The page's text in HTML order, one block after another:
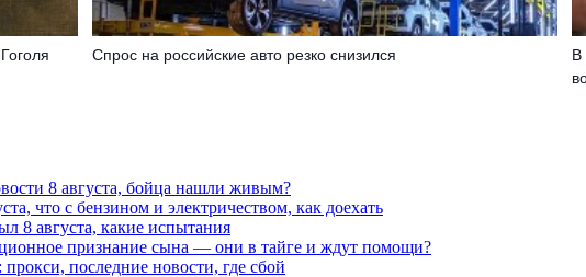
Спрос на российские авто резко снизился
В
8 августа, бойца нашли живым?
что с бензином и электричеством, как доехать
8 августа, какие испытания
признание сына — они в тайге и ждут помощи?
последние новости, где сбой